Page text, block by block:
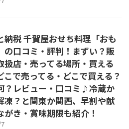
納税 千賀屋おせち料理「おも
の口コミ・評判！まずい？販
扱店・売ってる場所・買える
こで売ってる・どこで買える？
？レビュー・口コミ♪冷蔵か
凍？と関東か関西、早割や献
がき・賞味期限も紹介！